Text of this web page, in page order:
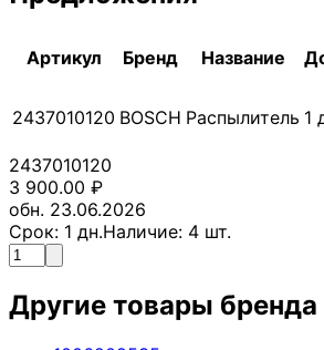
Артикул Бренд Название
2437010120 BOSCH Распылитель 1
2437010120
3 900.00 ₽
обн. 23.06.2026
Срок: 1 дн.Наличие: 4 шт.
Другие товары бренда